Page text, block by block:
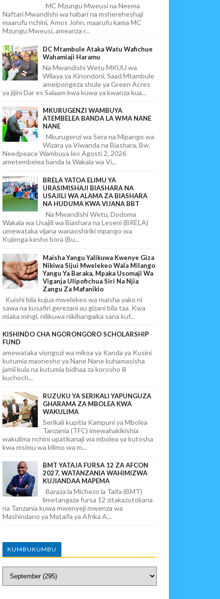
MC Mzungu Mweusi na Neema
Naftari Mwandishi wa habari na mshereheshaji
maarufu nchini, Amos John, maarufu kama MC
Mzungu Mweusi, ameanza r...
DC Mtambule Ataka Watu Wafichue
Wahamiaji Haramu
Na Mwandishi Wetu MKUU wa
Wilaya ya Kinondoni, Saad Mtambule
ameipongeza shule ya Green Acres
ya jijini Dar es Salaam kwa kuwa ya kwanza kua...
MKURUGENZI WAMBUYA
ATEMBELEA BANDA LA WMA NANE
NANE
Mkurugenzi wa Sera na Mipango wa
Wizara ya Viwanda na Biashara, Bw.
Needpeace Wambuya leo Agosti 2, 2026
ametembelea banda la Wakala wa Vi...
BRELA YATOA ELIMU YA
URASIMISHAJI BIASHARA NA
USAJILI WA ALAMA ZA BIASHARA
NA HUDUMA KWA VIJANA BBT
Na Mwandishi Wetu, Dodoma
Wakala wa Usajili wa Biashara na Leseni (BRELA)
umewataka vijana wanaoshiriki mpango wa
Kujenga kesho bora (Bu...
Maisha Yangu Yalikuwa Kwenye Giza
Nikiwa Sijui Mwelekeo Wala Milango
Yangu Ya Baraka, Mpaka Usomaji Wa
Viganja Ulipofichua Siri Na Njia
Zangu Za Mafanikio
Kuishi bila kujua mwelekeo wa maisha yako ni
sawa na kusafiri gerezani au gizani bila taa. Kwa
miaka mingi, nilikuwa nikihangaika sana kuf...
KISHINDO CHA NGORONGORO SCHOLARSHIP
FUND
amewataka viongozi wa mikoa ya Kanda ya Kusini
kutumia maonesho ya Nane Nane kuhamasisha
jamii kula na kutumia bidhaa za korosho ili
kuchoch...
RUZUKU YA SERIKALI YAPUNGUZA
GHARAMA ZA MBOLEA KWA
WAKULIMA
Serikali kupitia Kampuni ya Mbolea
Tanzania (TFC) imewahakikishia
wakulima nchini upatikanaji wa mbolea ya kutosha
kwa msimu wa kilimo wa m...
BMT YATAJA FURSA 12 ZA AFCON
2027, WATANZANIA WAHIMIZWA
KUJIANDAA MAPEMA
Baraza la Michezo la Taifa (BMT)
limetangaza fursa 12 zitakazotokana
na Tanzania kuwa mwenyeji mwenza wa
Mashindano ya Mataifa ya Afrika A...
KUMBUKUMBU